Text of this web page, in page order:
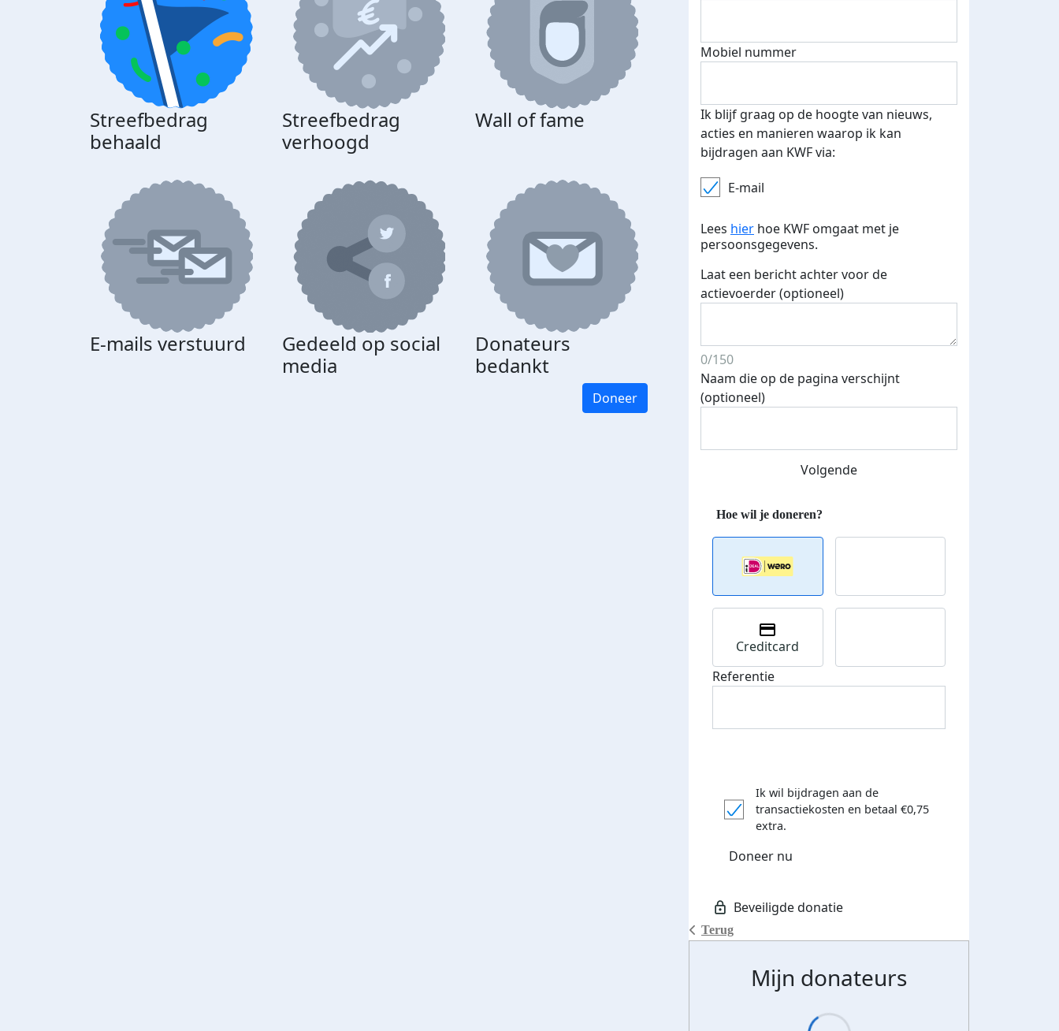
Streefbedrag
behaald
Streefbedrag
verhoogd
Wall of fame
E-mails verstuurd
Gedeeld op social
media
Donateurs
bedankt
Doneer
Mobiel nummer
Ik blijf graag op de hoogte van nieuws,
acties en manieren waarop ik kan
bijdragen aan KWF via:
E-mail
Lees hier hoe KWF omgaat met je
persoonsgegevens.
Laat een bericht achter voor de
actievoerder (optioneel)
0/150
Naam die op de pagina verschijnt
(optioneel)
Volgende
Terug
Creditcard
Referentie
Ik wil bijdragen aan de
transactiekosten en betaal €0,75
extra.
Doneer nu
Mijn donateurs